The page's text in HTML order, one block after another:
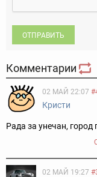
ОТПРАВИТЬ
Комментарии
02 МАЙ 22:07
Кристи
Рада за унечан, город
02 МАЙ 19:27